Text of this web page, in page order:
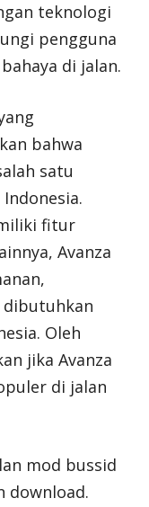
teknologi
pengguna
di jalan.
bahwa
satu
fitur
Avanza
dibutuhkan
Oleh
jika Avanza
di jalan
mod bussid
download.